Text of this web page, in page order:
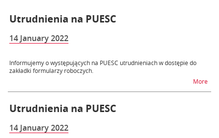
Utrudnienia na PUESC
14 January 2022
Informujemy o występujących na PUESC utrudnieniach w dostępie do
zakładki formularzy roboczych.
Morena
Utrudnienia na PUESC
14 January 2022